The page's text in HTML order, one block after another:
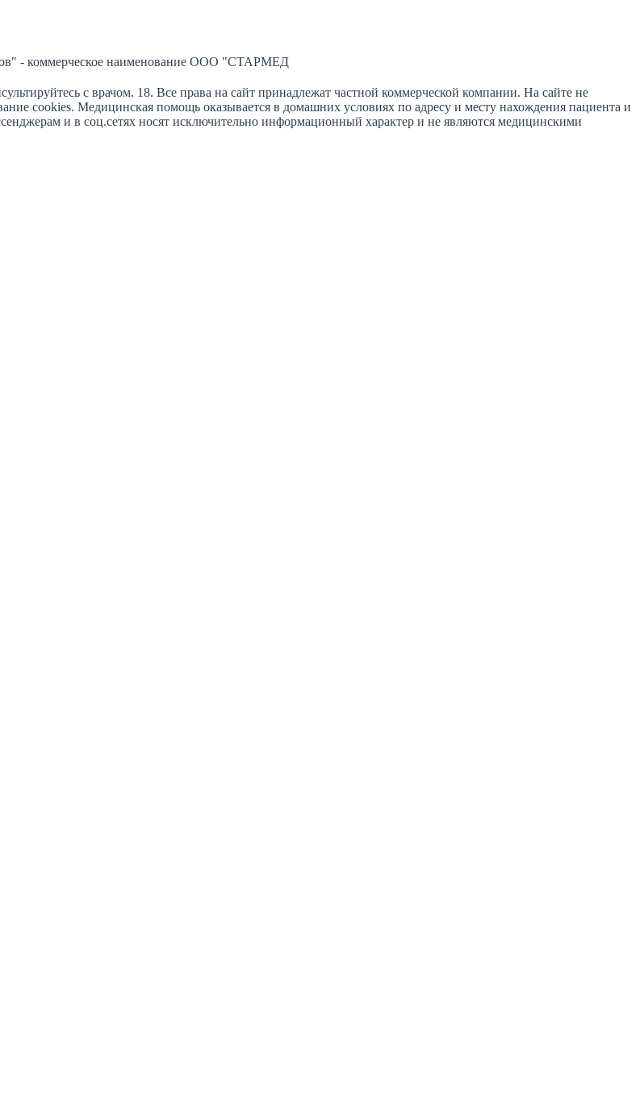
- коммерческое наименование ООО "СТАРМЕД
с врачом. 18. Все права на сайт принадлежат частной коммерческой компании. На сайте не
cookies. Медицинская помощь оказывается в домашних условиях по адресу и месту нахождения пациента и
и в соц.сетях носят исключительно информационный характер и не являются медицинскими